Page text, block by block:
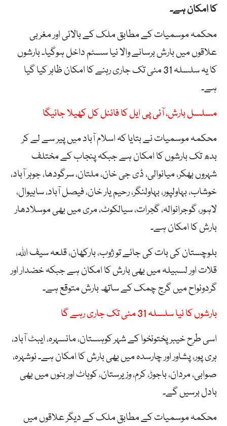
کا امکان ہے۔
محکمہ موسمیات کے مطابق ملک کے بالائی اور مغربی
علاقوں میں بارش برسانے والا نیا سسٹم داخل ہوگیا۔ بارشوں
کا یہ سلسلہ 31 مئی تک جاری رہنے کا امکان ظاہر کیا گیا
ہے۔
مسلسل بارش، آئی پی ایل کا فائنل کل کھیلا جائیگا
محکمہ موسمیات نے بتایا کہ اسلام آباد میں پیر سے لے کر
بدھ تک بارشوں کا امکان ہے جبکہ پنجاب کے مختلف
شہروں بھکر، میانوالی، ڈی جی خان، ملتان، سرگودھا، جوہر آباد،
خوشاب، بہاولپور، بہاولنگر، رحیم یار خان، فیصل آباد، ساہیوال،
لاہور، گوجرانوالہ، گجرات، سیالکوٹ، مری میں بھی موسلادھار
بارش کا امکان ہے۔
بلوچستان کی بات کی جائے تو ژوب، بارکھان، قلعہ سیف اللہ،
قلات اور لسبیلہ میں بھی بارش کا امکان ہے جبکہ خضدار اور
گردونواح میں گرج چمک کے ساتھ بارش متوقع ہے۔
بارشوں کا نیا سلسلہ 31 مئی تک جاری رہے گا
اسی طرح خیبرپختونخوا کے شہر کوہستان، مانسہرہ، ایبٹ آباد،
ہری پور، پشاور اور چارسدہ میں بھی بارش کا امکان ہے۔ نوشہرہ،
صوابی، مردان، باجوڑ، کرم، وزیرستان، کوہاٹ اور بنوں میں بھی
بادل برسیں گے۔
محکمہ موسمیات کے مطابق ملک کے دیگر علاقوں میں